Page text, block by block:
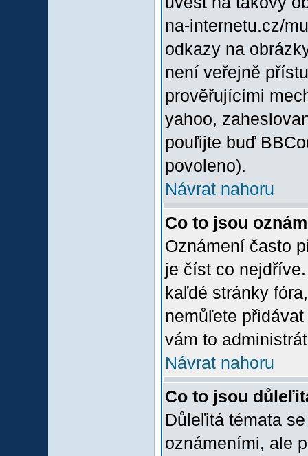
na-internetu.cz/
odkazy na
není veřejně
prověřujícími
yahoo,
pouľijte buď
povoleno).
Návrat nahoru
Co to jsou
Oznámení často
je číst co
kaľdé stránky
nemůľete
vám to
Návrat nahoru
Co to jsou
Důleľitá témata
oznámeními, ale